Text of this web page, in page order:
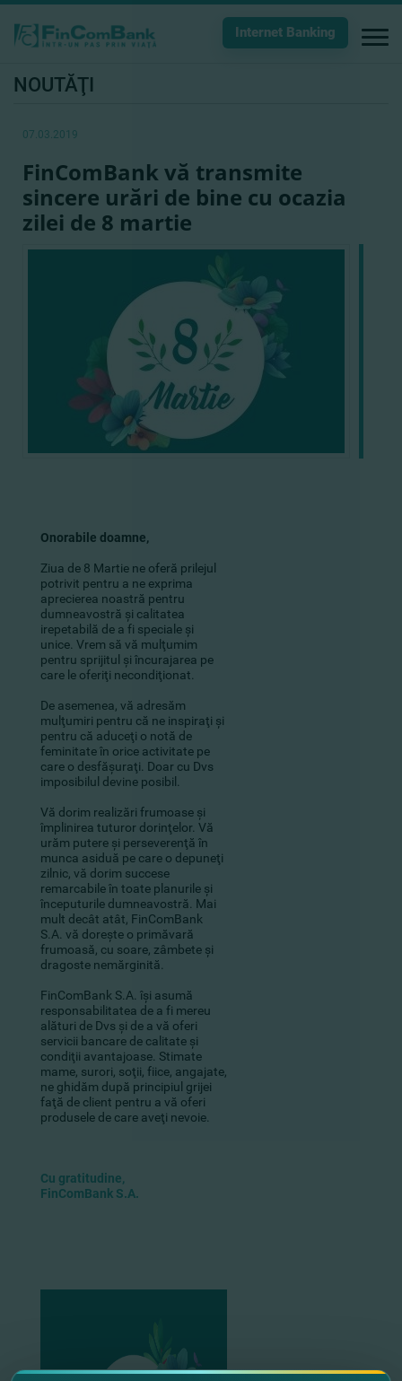
Internet Banking
NOUTĂŢI
07.03.2019
FinComBank vă transmite
sincere urări de bine cu ocazia
zilei de 8 martie
Onorabile doamne,
Ziua de 8 Martie ne oferă prilejul
potrivit pentru a ne exprima
aprecierea noastră pentru
dumneavostră şi calitatea
irepetabilă de a fi speciale şi
unice. Vrem să vă mulţumim
pentru sprijitul şi încurajarea pe
care le oferiţi necondiţionat.
De asemenea, vă adresăm
mulţumiri pentru că ne inspiraţi şi
pentru că aduceţi o notă de
feminitate în orice activitate pe
care o desfăşuraţi. Doar cu Dvs
imposibilul devine posibil.
Vă dorim realizări frumoase şi
împlinirea tuturor dorinţelor. Vă
urăm putere şi perseverenţă în
munca asiduă pe care o depuneţi
zilnic, vă dorim succese
remarcabile în toate planurile şi
începuturile dumneavostră. Mai
mult decât atât, FinComBank
S.A. vă doreşte o primăvară
frumoasă, cu soare, zâmbete şi
dragoste nemărginită.
FinComBank S.A. îşi asumă
responsabilitatea de a fi mereu
alături de Dvs şi de a vă oferi
servicii bancare de calitate şi
condiţii avantajoase. Stimate
mame, surori, soţii, fiice, angajate,
ne ghidăm după principiul grijei
faţă de client pentru a vă oferi
produsele de care aveţi nevoie.
Cu gratitudine,
FinComBank S.A.